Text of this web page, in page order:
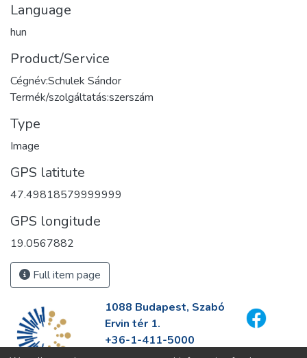
Language
hun
Product/Service
Cégnév:Schulek Sándor
Termék/szolgáltatás:szerszám
Type
Image
GPS latitute
47.49818579999999
GPS longitude
19.0567882
Full item page
1088 Budapest, Szabó
Ervin tér 1.
+36-1-411-5000